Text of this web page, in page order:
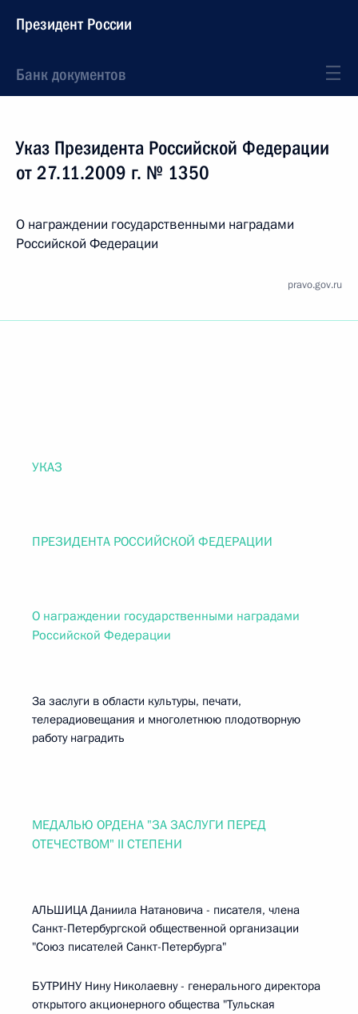
Президент России
Банк документов
Указ Президента Российской Федерации
от 27.11.2009 г. № 1350
О награждении государственными наградами
Российской Федерации
pravo.gov.ru
УКАЗ
ПРЕЗИДЕНТА РОССИЙСКОЙ ФЕДЕРАЦИИ
О награждении государственными наградами
Российской Федерации
За заслуги в области культуры, печати,
телерадиовещания и многолетнюю плодотворную
работу наградить
МЕДАЛЬЮ ОРДЕНА "ЗА ЗАСЛУГИ ПЕРЕД
ОТЕЧЕСТВОМ" II СТЕПЕНИ
АЛЬШИЦА Даниила Натановича - писателя, члена
Санкт-Петербургской общественной организации
"Союз писателей Санкт-Петербурга"
БУТРИНУ Нину Николаевну - генерального директора
открытого акционерного общества "Тульская